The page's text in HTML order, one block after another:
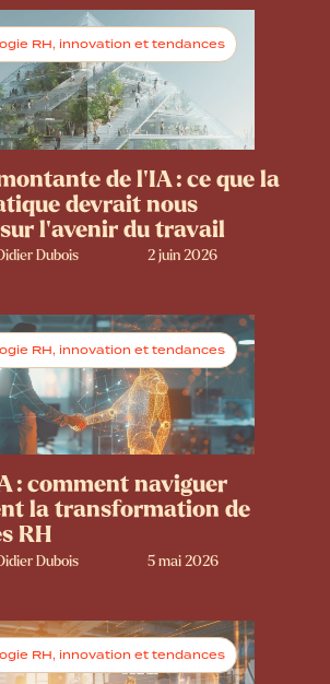
RH, innovation et tendances
de l’IA : ce que la
devrait nous
l’avenir du travail
Dubois 2 juin 2026
RH, innovation et tendances
: comment naviguer
la transformation de
RH
Dubois 5 mai 2026
RH, innovation et tendances